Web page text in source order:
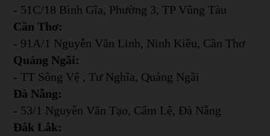
- 51C/18 Bình Gĩa, Phường 3, TP Vũng Tàu
Cần Thơ:
- 91A/1 Nguyễn Văn Linh, Ninh Kiều, Cần Thơ
Quảng Ngãi:
- TT Sông Vệ , Tư Nghĩa, Quảng Ngãi
Đà Nẵng:
- 53/1 Nguyễn Văn Tạo, Cẩm Lệ, Đà Nẵng
Đắk Lắk: